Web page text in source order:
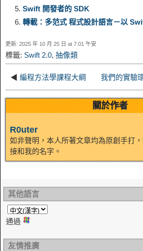
n
k
a
m
o
e
I
n
e
Swift 開發者的 SDK
轉載：多范式 程式設計語言－以
更新: 2025 年 10 月 25 日 at 7:01 午安
標籤: Swift 2.0, 抽像類
◀ 編程方法學課程大綱 我們的實驗
關於作者
R0uter
如非聲明，本人所著文章均為原創手打
接和我的名字。
其他語言
通過
友情推廣